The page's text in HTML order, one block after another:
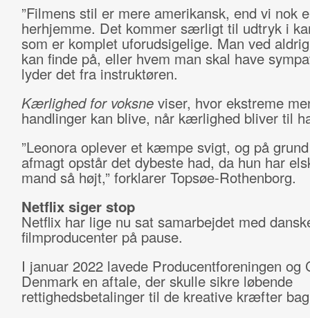
”Filmens stil er mere amerikansk, end vi nok
herhjemme. Det kommer særligt til udtryk i
som er komplet uforudsigelige. Man ved
kan finde på, eller hvem man skal have
lyder det fra instruktøren.
Kærlighed for voksneviser, hvor ekstreme
handlinger kan blive, når kærlighed bliver til
”Leonora oplever et kæmpe svigt, og på
afmagt opstår det dybeste had, da hun har
mand så højt,” forklarer Topsøe-Rothenborg.
Netflix siger stop
Netflix har lige nu sat samarbejdet med
filmproducenter på pause.
I januar 2022 lavede Producentforeningen og
Denmark en aftale, der skulle sikre løbende
rettighedsbetalinger til de kreative kræfter